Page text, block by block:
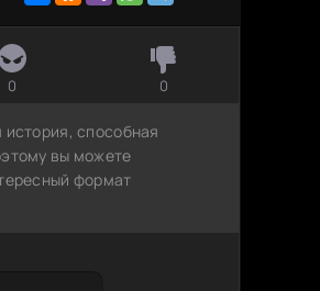
0 0
способная
вы можете
формат